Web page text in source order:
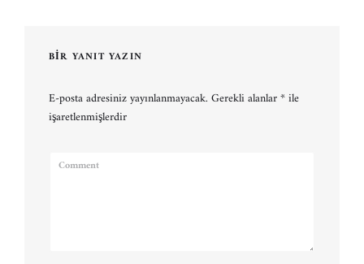
BIR YANIT YAZIN
E-posta adresiniz yayınlanmayacak. Gerekli alanlar*ile
işaretlenmişlerdir